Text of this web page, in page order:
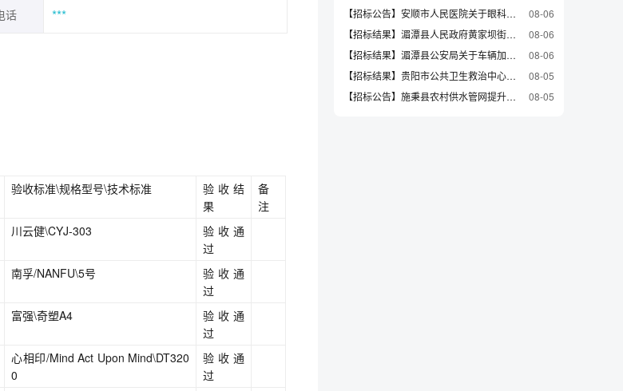
话 ***
验收标准\规格型号\技术标准
验收结
果
备
注
川云健\CYJ-303
验收通
过
南孚/NANFU\5号
验收通
过
富强\奇塑A4
验收通
过
心相印/Mind Act Upon Mind\DT320
0
验收通
过
【招标公告】安顺市人民医院关于眼科眼罩的比选公告
08-06
【招标结果】湄潭县人民政府黄家坝街道办事处关于车辆维修和保养服务的定点采购馆采购项目成交公告
08-06
【招标结果】湄潭县公安局关于车辆加油服务的定点采购馆采购项目成交公告
08-06
【招标结果】贵阳市公共卫生救治中心中央空调压缩机维修服务中标（成交）结果公告
08-05
【招标公告】施秉县农村供水管网提升改造工程施工招标代理机构采购
08-05